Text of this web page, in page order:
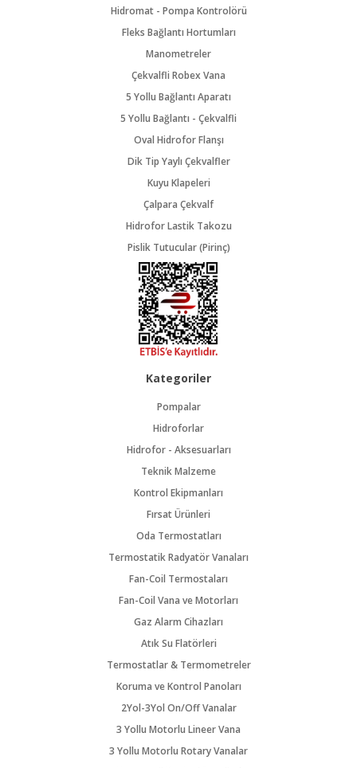
Hidromat - Pompa Kontrolörü
Fleks Bağlantı Hortumları
Manometreler
Çekvalfli Robex Vana
5 Yollu Bağlantı Aparatı
5 Yollu Bağlantı - Çekvalfli
Oval Hidrofor Flanşı
Dik Tip Yaylı Çekvalfler
Kuyu Klapeleri
Çalpara Çekvalf
Hidrofor Lastik Takozu
Pislik Tutucular (Pirinç)
Kategoriler
Pompalar
Hidroforlar
Hidrofor - Aksesuarları
Teknik Malzeme
Kontrol Ekipmanları
Fırsat Ürünleri
Oda Termostatları
Termostatik Radyatör Vanaları
Fan-Coil Termostaları
Fan-Coil Vana ve Motorları
Gaz Alarm Cihazları
Atık Su Flatörleri
Termostatlar & Termometreler
Koruma ve Kontrol Panoları
2Yol-3Yol On/Off Vanalar
3 Yollu Motorlu Lineer Vana
3 Yollu Motorlu Rotary Vanalar